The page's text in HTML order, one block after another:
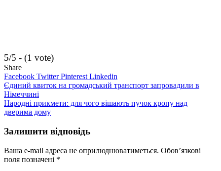
5/5 - (1 vote)
Share
Facebook TwitterPinterest Linkedin
Навігація
записів
Єдиний квиток на громадський транспорт запровадили в
Німеччині
Народні прикмети: для чого вішають пучок кропу над
дверима дому
Залишити відповідь
Ваша e-mail адреса не оприлюднюватиметься. Обов’язкові
поля позначені *